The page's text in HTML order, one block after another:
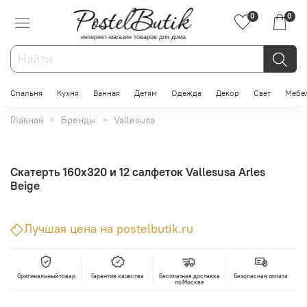
интернет-магазин товаров для дома
0 0
Спальня Кухня Ванная Детям Одежда Декор Свет
Главная Бренды Vallesusa
Скатерть 160x320 и 12 салфеток Vallesusa Arles
Beige
Лучшая цена на postelbutik.ru
Оригинальный товар Гарантия качества
Бесплатная доставка
по Москве
Безопасная оплата